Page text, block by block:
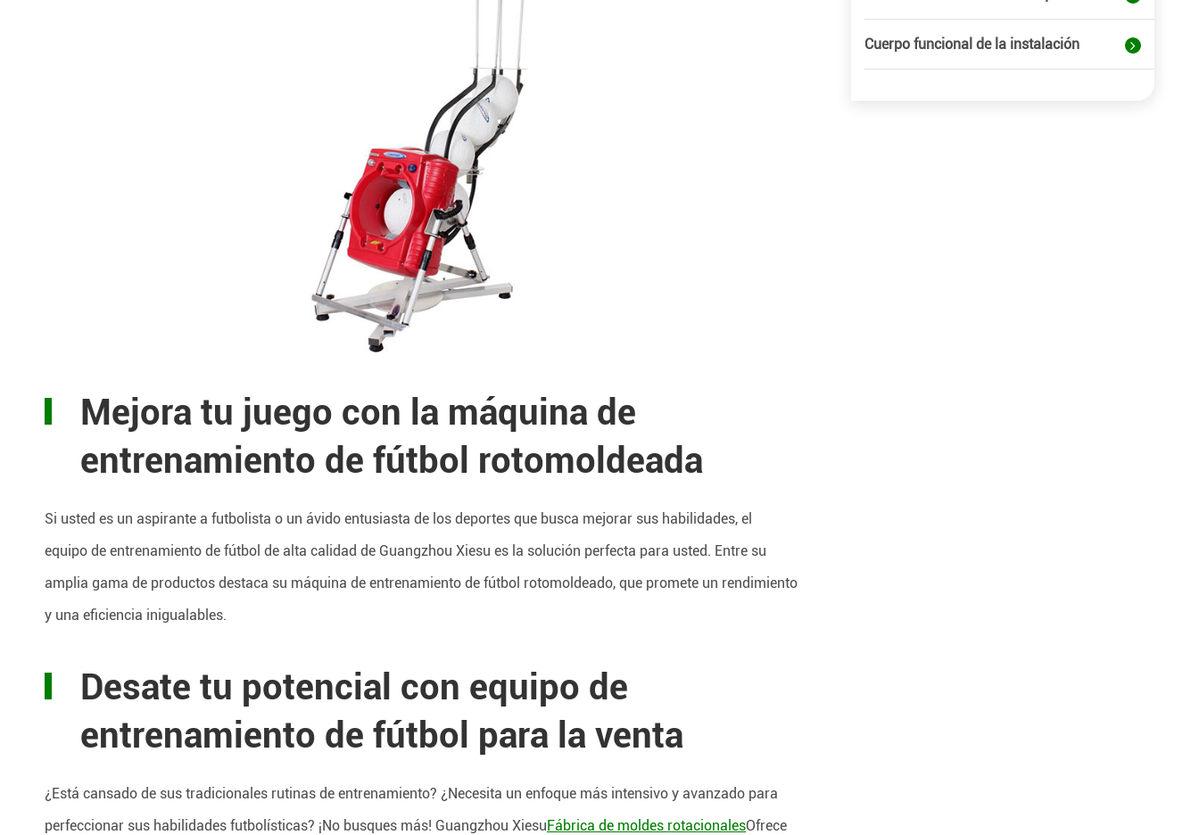
Mejora tu juego con la máquina de
entrenamiento de fútbol rotomoldeada
Si usted es un aspirante a futbolista o un ávido entusiasta de los deportes que busca mejorar sus habilidades, el
equipo de entrenamiento de fútbol de alta calidad de Guangzhou Xiesu es la solución perfecta para usted. Entre su
amplia gama de productos destaca su máquina de entrenamiento de fútbol rotomoldeado, que promete un rendimiento
y una eficiencia inigualables.
Desate tu potencial con equipo de
entrenamiento de fútbol para la venta
¿Está cansado de sus tradicionales rutinas de entrenamiento? ¿Necesita un enfoque más intensivo y avanzado para
perfeccionar sus habilidades futbolísticas? ¡No busques más! Guangzhou XiesuFábrica de moldes rotacionalesOfrece
Cuerpo funcional de la instalación